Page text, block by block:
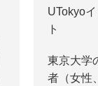
UTokyo
ト
東京大学
者（女性